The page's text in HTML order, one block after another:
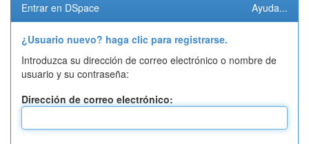
Entrar en DSpace Ayuda...
¿Usuario nuevo? haga clic para registrarse.
Introduzca su dirección de correo electrónico o nombre de
usuario y su contraseña:
Dirección de correo electrónico: